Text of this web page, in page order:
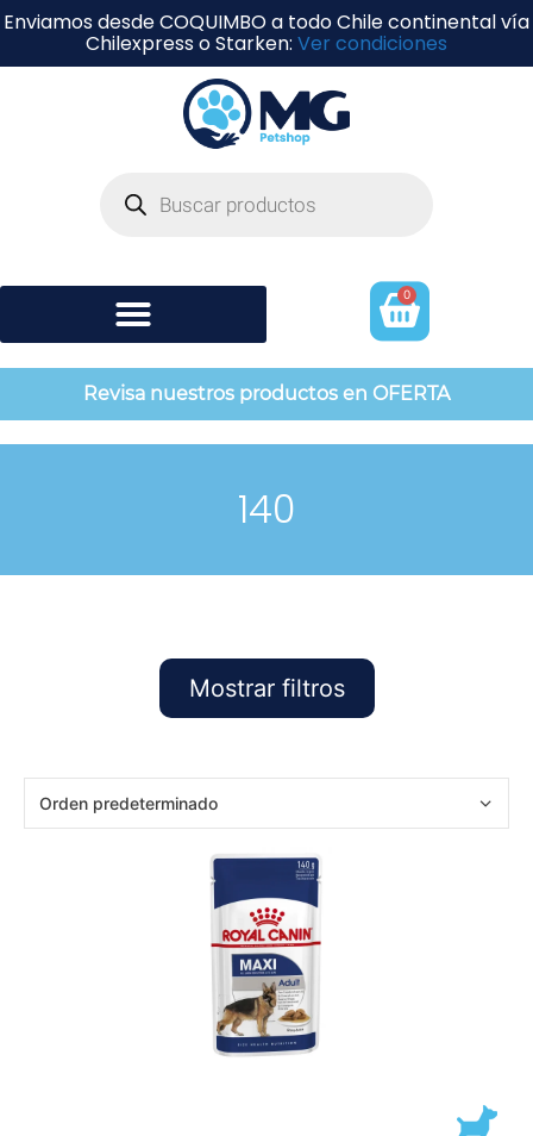
Enviamos desde COQUIMBO a todo Chile continental vía
Chilexpress o Starken: Ver condiciones
0
Revisa nuestros productos en OFERTA
140
Mostrar filtros